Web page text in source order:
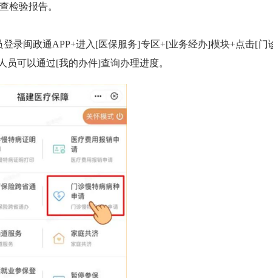
验报告。
闽政通APP+进入[医保服务]专区+[业务经办]模块+点击[门
可以通过[我的办件]查询办理进度。